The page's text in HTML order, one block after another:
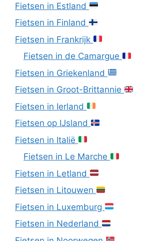
Fietsen in Estland
Fietsen in Finland
Fietsen in Frankrijk
Fietsen in de Camargue
Fietsen in Griekenland
Fietsen in Groot-Brittannie
Fietsen in Ierland
Fietsen op IJsland
Fietsen in Italië
Fietsen in Le Marche
Fietsen in Letland
Fietsen in Litouwen
Fietsen in Luxemburg
Fietsen in Nederland